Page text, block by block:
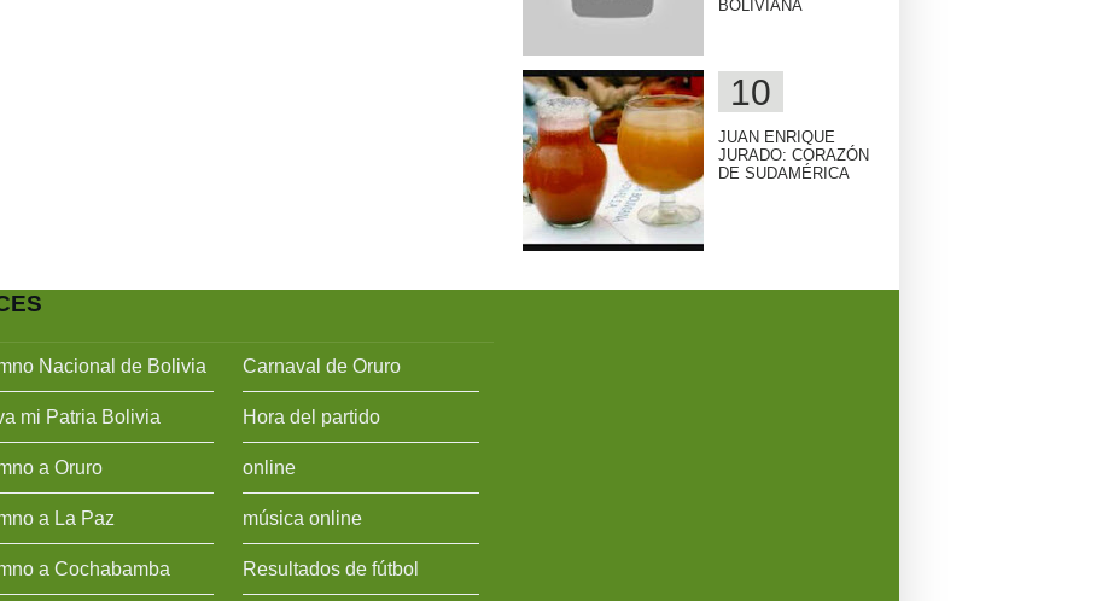
BOLIVIANA
JUAN ENRIQUE
JURADO: CORAZÓN
DE SUDAMÉRICA
Nacional de Bolivia
mi Patria Bolivia
a Oruro
a La Paz
a Cochabamba
Carnaval de Oruro
Hora del partido
online
música online
Resultados de fútbol